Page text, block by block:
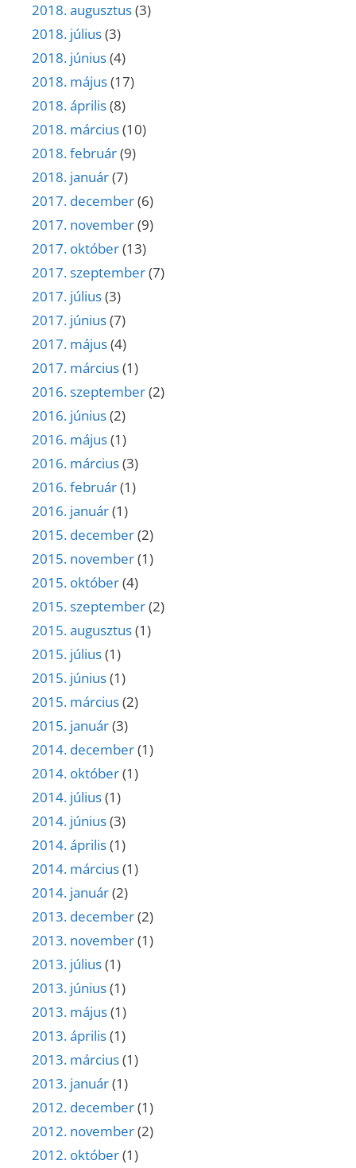
2018. augusztus(3)
2018. július(3)
2018. június(4)
2018. május(17)
2018. április(8)
2018. március(10)
2018. február(9)
2018. január(7)
2017. december(6)
2017. november(9)
2017. október(13)
2017. szeptember(7)
2017. július(3)
2017. június(7)
2017. május(4)
2017. március(1)
2016. szeptember(2)
2016. június(2)
2016. május(1)
2016. március(3)
2016. február(1)
2016. január(1)
2015. december(2)
2015. november(1)
2015. október(4)
2015. szeptember(2)
2015. augusztus(1)
2015. július(1)
2015. június(1)
2015. március(2)
2015. január(3)
2014. december(1)
2014. október(1)
2014. július(1)
2014. június(3)
2014. április(1)
2014. március(1)
2014. január(2)
2013. december(2)
2013. november(1)
2013. július(1)
2013. június(1)
2013. május(1)
2013. április(1)
2013. március(1)
2013. január(1)
2012. december(1)
2012. november(2)
2012. október(1)